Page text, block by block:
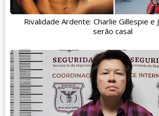
Rivalidade Ardente: Charlie Gillespie e
serão casal